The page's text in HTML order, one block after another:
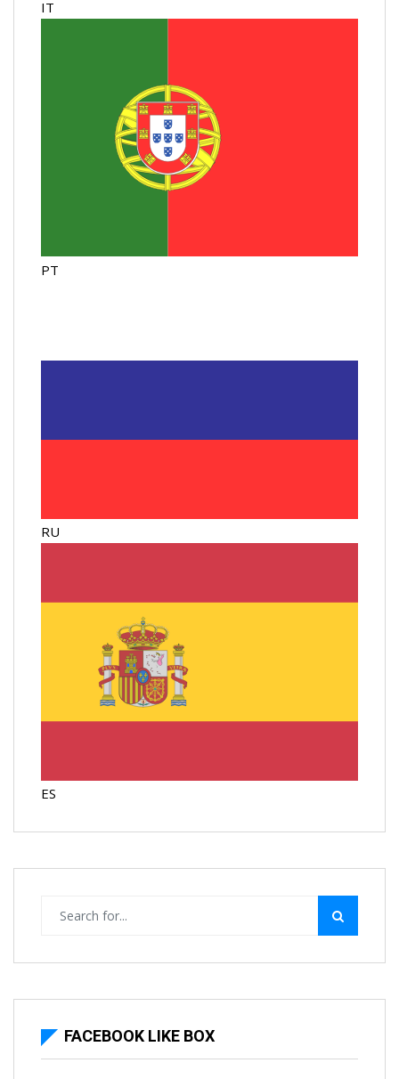
IT
PT
RU
ES
FACEBOOK LIKE BOX